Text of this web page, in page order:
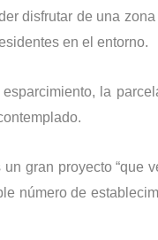
disfrutar de una
en el entorno.
la
gran proyecto “que
número de